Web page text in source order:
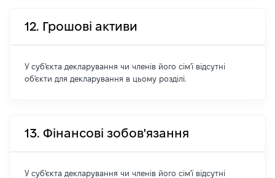
12. Грошові активи
У суб'єкта декларування чи членів його сім'ї відсутні
об'єкти для декларування в цьому розділі.
13. Фінансові зобов'язання
У суб'єкта декларування чи членів його сім'ї відсутні